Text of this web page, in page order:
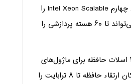
از دو پردازنده نسل چهارم Intel Xeon Scalable را
دارد. هر پردازنده می‌تواند تا ۶۰ هسته پردازشی را
این سرور دارای ۳۲ اسلات حافظه برای ماژول‌های
DDR5 است که امکان ارتقاء حافظه تا ۸ ترابایت را